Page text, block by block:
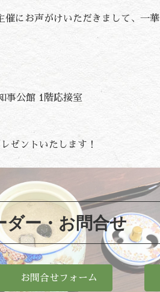
催にお声がけいただきまして、一
事公館 1階応接室
ゼントいたします！
ダー・お問合せ
お問合せフォーム